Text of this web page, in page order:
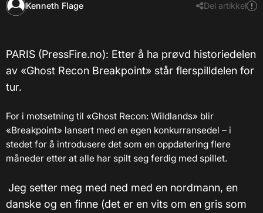
Kenneth Flage Del artikkel
PARIS (PressFire.no): Etter å ha prøvd historiedelen
av «Ghost Recon Breakpoint» står flerspilldelen for
tur.
For i motsetning til «Ghost Recon: Wildlands» blir
«Breakpoint» lansert med en egen konkurransedel – i
stedet for å introdusere det som en oppdatering flere
måneder etter at alle har spilt seg ferdig med spillet.
Jeg setter meg med ned med en nordmann, en
danske og en finne (det er en vits om en gris som